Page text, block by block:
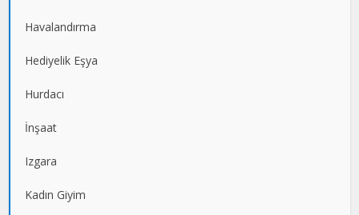
Havalandırma
Hediyelik Eşya
Hurdacı
İnşaat
Izgara
Kadın Giyim